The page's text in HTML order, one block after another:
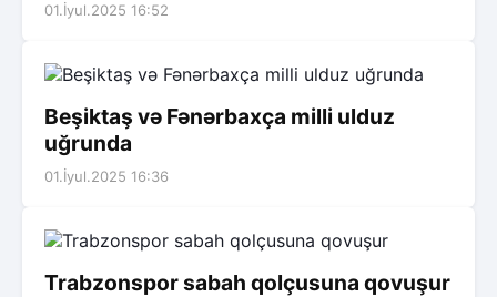
01.İyul.2025 16:52
Beşiktaş və Fənərbaxça milli ulduz
uğrunda
01.İyul.2025 16:36
Trabzonspor sabah qolçusuna qovuşur